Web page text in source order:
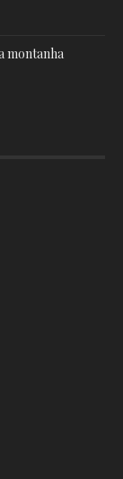
montanha